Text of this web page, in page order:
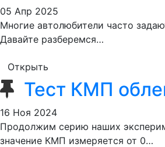
05 Апр 2025
Многие автолюбители часто
Давайте разберемся…
Открыть
Тест КМП
16 Ноя 2024
Продолжим серию наших
значение КМП измеряется от 0…